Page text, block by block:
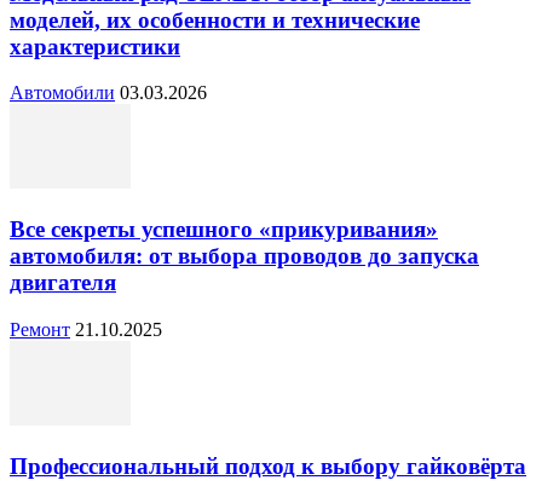
моделей, их особенности и технические
характеристики
Автомобили 03.03.2026
Все секреты успешного «прикуривания»
автомобиля: от выбора проводов до запуска
двигателя
Ремонт 21.10.2025
Профессиональный подход к выбору гайковёрта